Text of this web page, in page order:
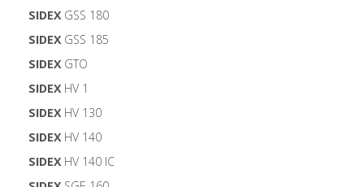
SIDEXGSS 180
SIDEXGSS 185
SIDEXGTO
SIDEXHV 1
SIDEXHV 130
SIDEXHV 140
SIDEXHV 140 IC